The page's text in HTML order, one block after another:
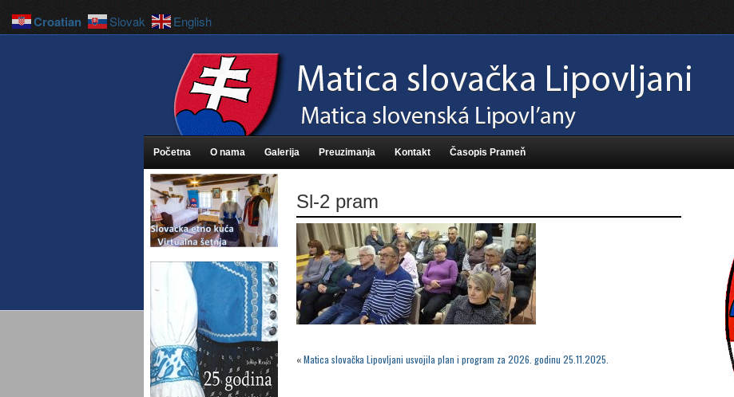
Početna O nama Galerija Preuzimanja Kontakt Časopis Prameň
Sl-2 pram
«Matica slovačka Lipovljani usvojila plan i program za 2026. godinu 25.11.2025.
Croatian Slovak English